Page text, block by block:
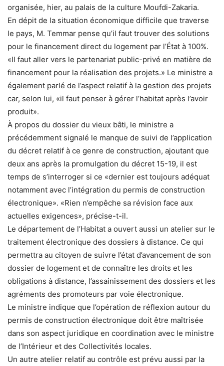
organisée, hier, au palais de la culture Moufdi-Zakaria.
En dépit de la situation économique difficile que traverse
le pays, M. Temmar pense qu’il faut trouver des solutions
pour le financement direct du logement par l’État à 100%.
«Il faut aller vers le partenariat public-privé en matière de
financement pour la réalisation des projets.» Le ministre a
également parlé de l’aspect relatif à la gestion des projets
car, selon lui, «il faut penser à gérer l’habitat après l’avoir
produit».
À propos du dossier du vieux bâti, le ministre a
précédemment signalé le manque de suivi de l’application
du décret relatif à ce genre de construction, ajoutant que
deux ans après la promulgation du décret 15-19, il est
temps de s’interroger si ce «dernier est toujours adéquat
notamment avec l’intégration du permis de construction
électronique». «Rien n’empêche sa révision face aux
actuelles exigences», précise-t-il.
Le département de l’Habitat a ouvert aussi un atelier sur le
traitement électronique des dossiers à distance. Ce qui
permettra au citoyen de suivre l’état d’avancement de son
dossier de logement et de connaître les droits et les
obligations à distance, l’assainissement des dossiers et les
agréments des promoteurs par voie électronique.
Le ministre indique que l’opération de réflexion autour du
permis de construction électronique doit être maîtrisée
dans son aspect juridique en coordination avec le ministre
de l’Intérieur et des Collectivités locales.
Un autre atelier relatif au contrôle est prévu aussi par la